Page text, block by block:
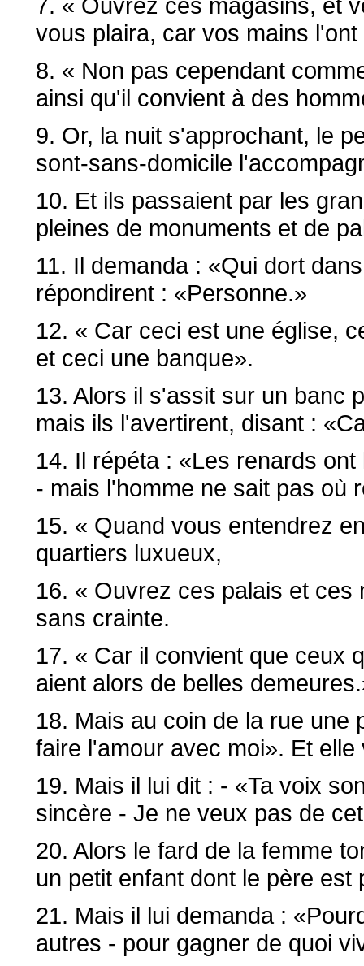
vous plaira, car vos mains l'ont
8. « Non pas cependant
ainsi qu'il convient à des
9. Or, la nuit s'approchant, le
sont-sans-domicile
10. Et ils passaient par les
pleines de monuments et de
11. Il demanda : «Qui dort
répondirent : «Personne.»
12. « Car ceci est une église,
et ceci une banque».
13. Alors il s'assit sur un banc
mais ils l'avertirent, disant :
14. Il répéta : «Les renards
- mais l'homme ne sait pas où
15. « Quand vous entendrez
quartiers luxueux,
16. « Ouvrez ces palais et
sans crainte.
17. « Car il convient que ceux
aient alors de belles
18. Mais au coin de la rue une
faire l'amour avec moi». Et
19. Mais il lui dit : - «Ta voix
sincère - Je ne veux pas de
20. Alors le fard de la femme
un petit enfant dont le père est
21. Mais il lui demanda :
autres - pour gagner de quoi